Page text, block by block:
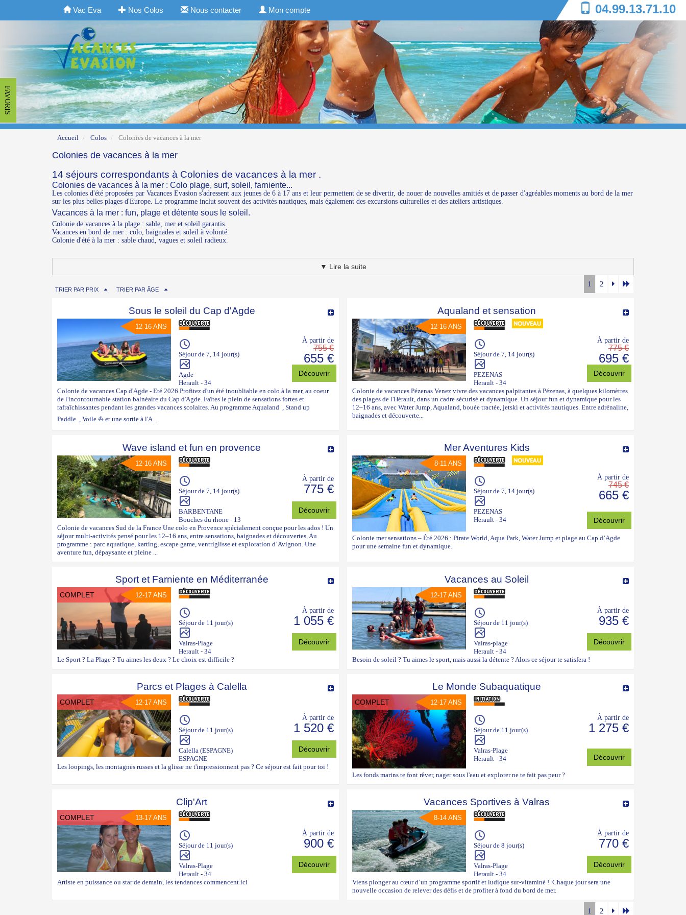
Vac Eva Nos Colos Nous contacter Mon compte 04.99.13.71.10
FAVORIS
Accueil Colos Colonies de vacances à la mer
Colonies de vacances à la mer
14 séjours correspondants à Colonies de vacances à la mer .
Colonies de vacances à la mer : Colo plage, surf, soleil, farniente...
Les colonies d'été proposées par Vacances Evasion s'adressent aux jeunes de 6 à 17 ans et leur permettent de se divertir, de nouer de nouvelles amitiés et de passer d'agréables moments au bord de la mer
sur les plus belles plages d'Europe. Le programme inclut souvent des activités nautiques, mais également des excursions culturelles et des ateliers artistiques.
Vacances à la mer : fun, plage et détente sous le soleil.
Colonie de vacances à la plage : sable, mer et soleil garantis.
Vacances en bord de mer : colo, baignades et soleil à volonté.
Colonie d'été à la mer : sable chaud, vagues et soleil radieux.
▼ Lire la suite
TRIER PAR PRIX TRIER PAR ÂGE
1 2
Sous le soleil du Cap d'Agde
12-16 ANS
Séjour de 7, 14 jour(s)
Agde
Herault - 34
À partir de
755 €
655 €
Découvrir
Colonie de vacances Cap d'Agde - Eté 2026 Profitez d'un été inoubliable en colo à la mer, au coeur
de l'incontournable station balnéaire du Cap d'Agde. Faîtes le plein de sensations fortes et
rafraîchissantes pendant les grandes vacances scolaires. Au programme Aqualand , Stand up
Paddle , Voile ⛵ et une sortie à l'A...
Aqualand et sensation
12-16 ANS
Séjour de 7, 14 jour(s)
PEZENAS
Herault - 34
À partir de
775 €
695 €
Découvrir
Colonie de vacances Pézenas Venez vivre des vacances palpitantes à Pézenas, à quelques kilomètres
des plages de l'Hérault, dans un cadre sécurisé et dynamique. Un séjour fun et dynamique pour les
12–16 ans, avec Water Jump, Aqualand, bouée tractée, jetski et activités nautiques. Entre adrénaline,
baignades et découverte...
Wave island et fun en provence
12-16 ANS
Séjour de 7, 14 jour(s)
BARBENTANE
Bouches du rhone - 13
À partir de
775 €
Découvrir
Colonie de vacances Sud de la France Une colo en Provence spécialement conçue pour les ados ! Un
séjour multi-activités pensé pour les 12–16 ans, entre sensations, baignades et découvertes. Au
programme : parc aquatique, karting, escape game, ventriglisse et exploration d’Avignon. Une
aventure fun, dépaysante et pleine ...
Mer Aventures Kids
8-11 ANS
Séjour de 7, 14 jour(s)
PEZENAS
Herault - 34
À partir de
745 €
665 €
Découvrir
Colonie mer sensations – Été 2026 : Pirate World, Aqua Park, Water Jump et plage au Cap d’Agde
pour une semaine fun et dynamique.
Sport et Farniente en Méditerranée
COMPLET 12-17 ANS
Séjour de 11 jour(s)
Valras-Plage
Herault - 34
À partir de
1 055 €
Découvrir
Le Sport ? La Plage ? Tu aimes les deux ? Le choix est difficile ?
Vacances au Soleil
12-17 ANS
Séjour de 11 jour(s)
Valras-plage
Herault - 34
À partir de
935 €
Découvrir
Besoin de soleil ? Tu aimes le sport, mais aussi la détente ? Alors ce séjour te satisfera !
Parcs et Plages à Calella
COMPLET 12-17 ANS
Séjour de 11 jour(s)
Calella (ESPAGNE)
ESPAGNE
À partir de
1 520 €
Découvrir
Les loopings, les montagnes russes et la glisse ne t'impressionnent pas ? Ce séjour est fait pour toi !
Le Monde Subaquatique
COMPLET 12-17 ANS
Séjour de 11 jour(s)
Valras-Plage
Herault - 34
À partir de
1 275 €
Découvrir
Les fonds marins te font rêver, nager sous l'eau et explorer ne te fait pas peur ?
Clip'Art
COMPLET 13-17 ANS
Séjour de 11 jour(s)
Valras-Plage
Herault - 34
À partir de
900 €
Découvrir
Artiste en puissance ou star de demain, les tendances commencent ici
Vacances Sportives à Valras
8-14 ANS
Séjour de 8 jour(s)
Valras-Plage
Herault - 34
À partir de
770 €
Découvrir
Viens plonger au cœur d’un programme sportif et ludique sur-vitaminé ! Chaque jour sera une
nouvelle occasion de relever des défis et de profiter à fond du bord de mer.
1 2